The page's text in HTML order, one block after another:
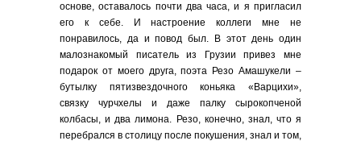
основе, оставалось почти два часа, и я пригласил
его к себе. И настроение коллеги мне не
понравилось, да и повод был. В этот день один
малознакомый писатель из Грузии привез мне
подарок от моего друга, поэта Резо Амашукели –
бутылку пятизвездочного коньяка «Варцихи»,
связку чурчхелы и даже палку сырокопченой
колбасы, и два лимона. Резо, конечно, знал, что я
перебрался в столицу после покушения, знал и том,